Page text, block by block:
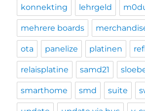
konnekting lehrgeld
mehrere boards
ota panelize platinen
relaisplatine samd21
smarthome smd suite